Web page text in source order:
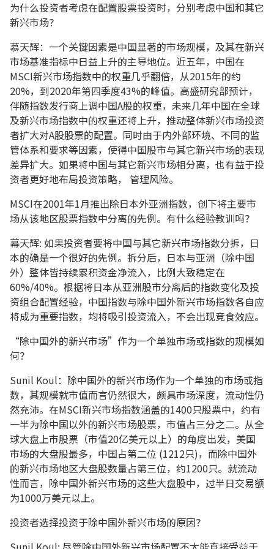
为什么投资者考虑在配置股票投资时，分别考虑中国和其它
新兴市场？
慕天辉：一个关键因素是中国显著的市场规模，及其在新兴
市场基准指标中日益上升的主导地位。近五年，中国在
MSCI新兴市场指数中的权重几乎翻倍，从2015年的约
20%，到2020年第四季度43%的峰值。高盛研究部预计，
伴随指数发行商上调中国A股的权重，未来几年中国在全球
及新兴市场指数中的权重还将上升，推动整体新兴市场投资
者扩大对A股股票的配置。同时由于内外部环境、不同的监
管体系和要求等因素，使得中国股市与其它新兴市场的表现
差异扩大。如果将中国与其它新兴市场相分离，也有益于投
资者更好地布局投资策略， 管理风险。
MSCI在2001年1月推出除日本外亚洲指数，创下将主要市
场从该地区股票指数中分离的先例。有什么经验教训吗？
幕天辉: 如果投资者要将中国与其它新兴市场指数分拆，日
本的确是一个很好的先例。拆分后，日本与亚洲（除中国
外）整体皆持续累积资金净流入，比例大致稳定在
60%/40%。根据将日本从亚洲股市分离后的指数变化及投
资组合配置经验，中国指数与除中国外新兴市场指数各自应
将成为重要指数，均将吸引投资流入，不会出现竞食效应。
“除中国外的新兴市场”作为一个单独市场或指数的规模如
何？
Sunil Koul：除中国外的新兴市场作为一个单独的市场或指
数，其规模就市值而言仍然很大，颇具市场深度，流动性仍
然充沛。在MSCI新兴市场指数涵盖的1400只股票中，约有
一半为除中国以外的新兴市场股票，市值占三分之二。从全
球大盘上市股票（市值20亿美元以上）的角度出发，美国
市场的大盘股最多，中国占第二位 (1212只)，而除中国外
的新兴市场地区大盘股数量占第三位，约1200只。就流动
性而言，除中国外新兴市场的这些大盘股中，过半日交易额
为1000万美元以上。
投资者选择投资于除中国外新兴市场的原因？